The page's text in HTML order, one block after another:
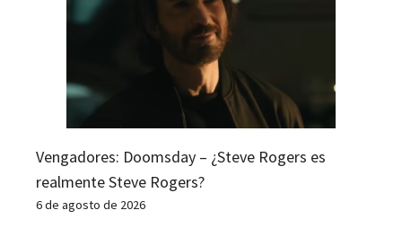
Vengadores: Doomsday – ¿Steve Rogers es
realmente Steve Rogers?
6 de agosto de 2026